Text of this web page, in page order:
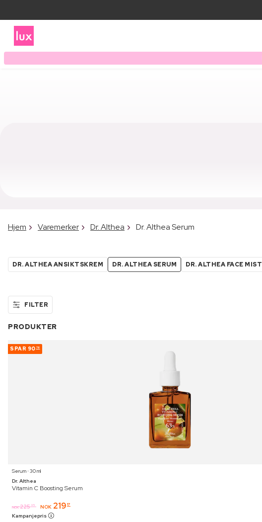
Hjem Varemerker Dr. Althea Dr. Althea Serum
DR. ALTHEA ANSIKTSKREM DR. ALTHEA SERUM DR. ALTHEA FACE MIST
FILTER
PRODUKTER
SPAR 90 78
Serum ⋅ 30 ml
Dr. Althea
Vitamin C Boosting Serum
NOK 225 95 NOK 219 17
Kampanjepris